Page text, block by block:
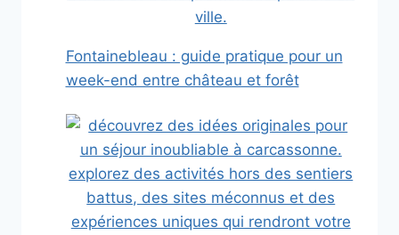
Fontainebleau : guide pratique pour un
week-end entre château et forêt